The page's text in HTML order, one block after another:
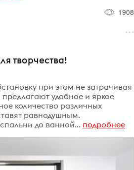
1908
творчества!
при этом не затрачивая
удобное и яркое
количество различных
равнодушным.
до ванной... подробнее